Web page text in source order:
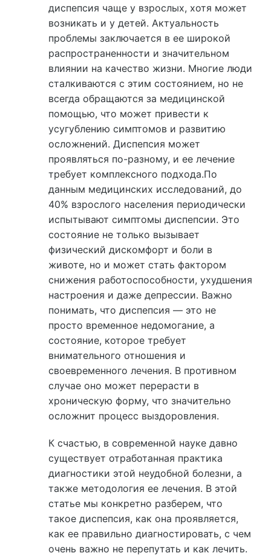
диспепсия чаще у взрослых, хотя может
возникать и у детей. Актуальность
проблемы заключается в ее широкой
распространенности и значительном
влиянии на качество жизни. Многие люди
сталкиваются с этим состоянием, но не
всегда обращаются за медицинской
помощью, что может привести к
усугублению симптомов и развитию
осложнений. Диспепсия может
проявляться по-разному, и ее лечение
требует комплексного подхода.По
данным медицинских исследований, до
40% взрослого населения периодически
испытывают симптомы диспепсии. Это
состояние не только вызывает
физический дискомфорт и боли в
животе, но и может стать фактором
снижения работоспособности, ухудшения
настроения и даже депрессии. Важно
понимать, что диспепсия — это не
просто временное недомогание, а
состояние, которое требует
внимательного отношения и
своевременного лечения. В противном
случае оно может перерасти в
хроническую форму, что значительно
осложнит процесс выздоровления.
К счастью, в современной науке давно
существует отработанная практика
диагностики этой неудобной болезни, а
также методология ее лечения. В этой
статье мы конкретно разберем, что
такое диспепсия, как она проявляется,
как ее правильно диагностировать, с чем
очень важно не перепутать и как лечить.